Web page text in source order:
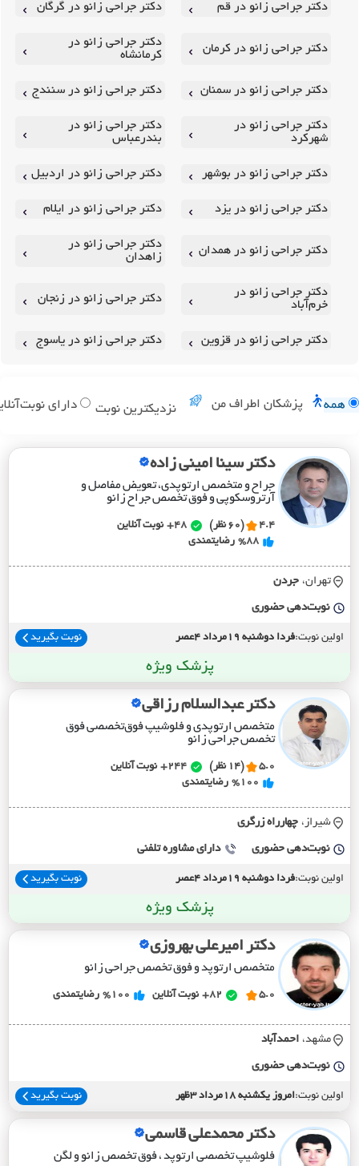
دکتر جراحی زانو در قم دکتر جراحی زانو در گرگان
دکتر جراحی زانو در کرمان
دکتر جراحی زانو در
کرمانشاه
دکتر جراحی زانو در سمنان دکتر جراحی زانو در سنندج
دکتر جراحی زانو در
شهرکرد
دکتر جراحی زانو در
بندرعباس
دکتر جراحی زانو در بوشهر دکتر جراحی زانو در اردبیل
دکتر جراحی زانو در یزد دکتر جراحی زانو در ایلام
دکتر جراحی زانو در همدان
دکتر جراحی زانو در
زاهدان
دکتر جراحی زانو در
خرم‌آباد
دکتر جراحی زانو در زنجان
دکتر جراحی زانو در قزوین دکتر جراحی زانو در یاسوج
همه پزشکان اطراف من نزدیکترین نوبت دارای
دکتر سینا امینی زاده
جراح و متخصص ارتوپدی، تعویض مفاصل و
آرتروسکوپی و فوق تخصص جراح زانو
4.4 (60 نظر) 48+
نوبت آنلاین
%88 رضایتمندی
تهران، جردن
نوبت‌دهی حضوری
اولین نوبت:فردا دوشنبه 19مرداد 4عصر نوبت بگیرید
پزشک ویژه
دکتر عبدالسلام رزاقی
متخصص ارتوپدی و فلوشیپ فوق‌تخصصی فوق
تخصص جراحی زانو
5.0 (14 نظر) 244+
نوبت آنلاین
%100 رضایتمندی
شیراز، چهارراه زرگري
نوبت‌دهی حضوری دارای مشاوره تلفنی
اولین نوبت:فردا دوشنبه 19مرداد 4عصر نوبت بگیرید
پزشک ویژه
دکتر امیرعلی بهروزی
متخصص ارتوپد و فوق تخصص جراحی زانو
5.0
82+ نوبت آنلاین %100 رضایتمندی
مشهد، احمدآباد
نوبت‌دهی حضوری
اولین نوبت:امروز یکشنبه 18مرداد 3ظهر نوبت بگیرید
دکتر محمدعلی قاسمی
فلوشیپ تخصصی ارتوپد ، فوق تخصص زانو و لگن